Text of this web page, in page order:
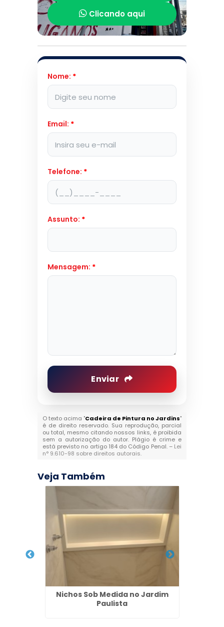
Clicando aqui
Nome: *
Email: *
Telefone: *
Assunto: *
Mensagem: *
Enviar
O texto acima "Cadeira de Pintura no Jardins"
é de direito reservado. Sua reprodução, parcial
ou total, mesmo citando nossos links, é proibida
sem a autorização do autor. Plágio é crime e
está previsto no artigo 184 do Código Penal. – Lei
n° 9.610-98 sobre direitos autorais.
Veja Também
Nichos Sob Medida no Jardim
Paulista